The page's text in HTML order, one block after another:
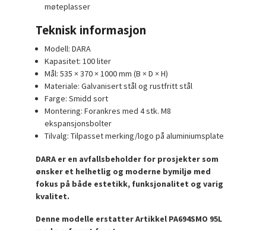
møteplasser
Teknisk informasjon
Modell: DARA
Kapasitet: 100 liter
Mål: 535 × 370 × 1000 mm (B × D × H)
Materiale: Galvanisert stål og rustfritt stål
Farge: Smidd sort
Montering: Forankres med 4 stk. M8
ekspansjonsbolter
Tilvalg: Tilpasset merking/logo på aluminiumsplate
DARA er en avfallsbeholder for prosjekter som
ønsker et helhetlig og moderne bymiljø med
fokus på både estetikk, funksjonalitet og varig
kvalitet.
Denne modelle erstatter Artikkel PA694SMO 95L